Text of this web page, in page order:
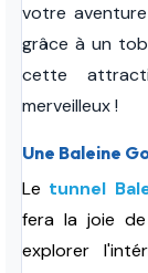
votre
grâce à un
cette
merveilleux !
Une Baleine
Le tunnel
fera la joie
explorer